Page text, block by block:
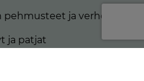
ja verhoilu
ja patjat